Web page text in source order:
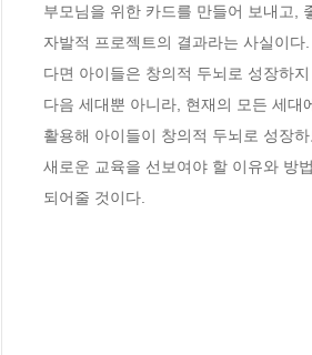
부모님을 위한 카드를 만들어 보내고,
자발적 프로젝트의 결과라는 사실이
다면 아이들은 창의적 두뇌로 성장하지
다음 세대뿐 아니라, 현재의 모든 세
활용해 아이들이 창의적 두뇌로 성장
새로운 교육을 선보여야 할 이유와 방
되어줄 것이다.